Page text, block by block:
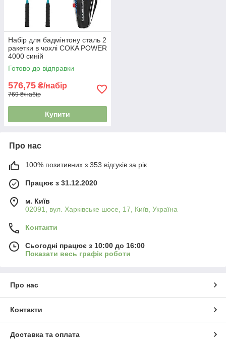
Набір для бадмінтону сталь 2
ракетки в чохлі COKA POWER
4000 синій
Готово до відправки
576,75 ₴/набір
769 ₴/набір
Купити
Про нас
100% позитивних з 353 відгуків за рік
Працює з 31.12.2020
м. Київ
02091, вул. Харківське шосе, 17, Київ, Україна
Контакти
Сьогодні працює з 10:00 до 16:00
Показати весь графік роботи
Про нас
Контакти
Доставка та оплата